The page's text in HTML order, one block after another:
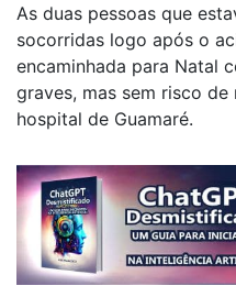
As duas pessoas que
socorridas logo após o
encaminhada para Natal
graves, mas sem risco
hospital de Guamaré.